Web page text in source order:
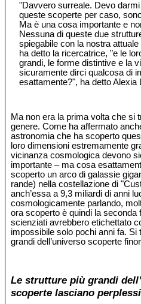
"Davvero surreale. Devo
queste scoperte per caso,
Ma è una cosa importante e
Nessuna di queste due
spiegabile con la nostra
ha detto la ricercatrice, "e le
grandi, le forme distintive e la
sicuramente dirci qualcosa di
esattamente?", ha detto Alexia
Ma non era la prima volta che si
genere. Come ha affermato
astronomia che ha scoperto
loro dimensioni estremamente
vicinanza cosmologica devono
importante – ma cosa
scoperto un arco di galassie
rande) nella costellazione di
anch’essa a 9,3 miliardi di anni
cosmologicamente parlando,
ora scoperto è quindi la
scienziati avrebbero etichettato
impossibile solo pochi anni fa. Si
grandi dell’universo scoperte
Le strutture più grandi
scoperte lasciano